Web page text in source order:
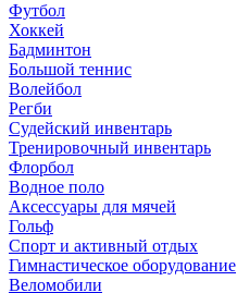
Футбол
Хоккей
Бадминтон
Большой теннис
Волейбол
Регби
Судейский инвентарь
Тренировочный инвентарь
Флорбол
Водное поло
Аксессуары для мячей
Гольф
Спорт и активный отдых
Гимнастическое оборудование
Веломобили